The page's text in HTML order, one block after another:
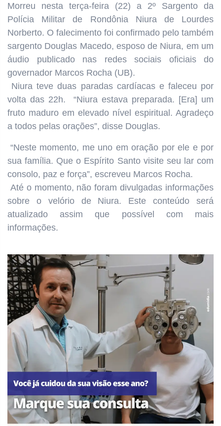
Morreu nesta terça-feira (22) a 2º Sargento da
Polícia Militar de Rondônia Niura de Lourdes
Norberto. O falecimento foi confirmado pelo também
sargento Douglas Macedo, esposo de Niura, em um
áudio publicado nas redes sociais oficiais do
governador Marcos Rocha (UB).
Niura teve duas paradas cardíacas e faleceu por
volta das 22h. “Niura estava preparada. [Era] um
fruto maduro em elevado nível espiritual. Agradeço
a todos pelas orações”, disse Douglas.
“Neste momento, me uno em oração por ele e por
sua família. Que o Espírito Santo visite seu lar com
consolo, paz e força”, escreveu Marcos Rocha.
Até o momento, não foram divulgadas informações
sobre o velório de Niura. Este conteúdo será
atualizado assim que possível com mais
informações.